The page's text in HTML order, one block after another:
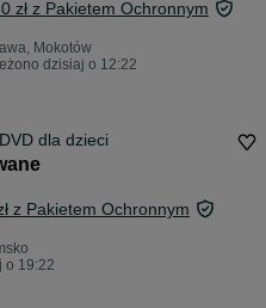
zł z Pakietem Ochronnym
Mokotów
dzisiaj o 12:22
dla dzieci
z Pakietem Ochronnym
o 19:22